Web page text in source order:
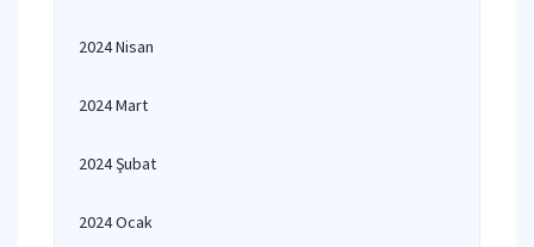
2024 Nisan
2024 Mart
2024 Şubat
2024 Ocak